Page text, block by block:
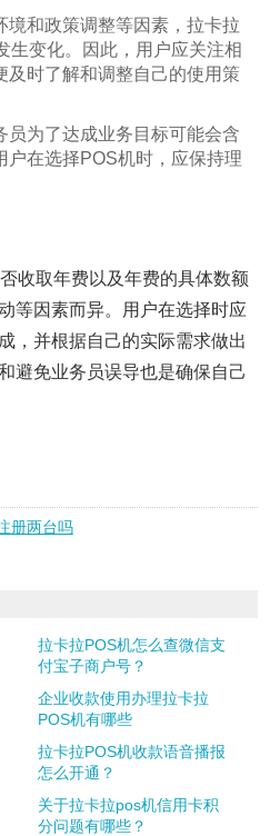
境和政策调整等因素，拉卡拉
生变化。因此，用户应关注相
及时了解和调整自己的使用策
员为了达成业务目标可能会含
户在选择POS机时，应保持理
收取年费以及年费的具体数额
等因素而异。用户在选择时应
，并根据自己的实际需求做出
避免业务员误导也是确保自己
册两台吗
拉卡拉POS机怎么查微信支
付宝子商户号？
企业收款使用办理拉卡拉
POS机有哪些
拉卡拉POS机收款语音播报
怎么开通？
关于拉卡拉pos机信用卡积
分问题有哪些？